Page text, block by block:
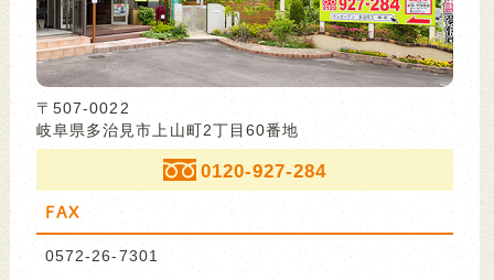
〒507-0022
岐阜県多治見市上山町2丁目60番地
0120-927-284
FAX
0572-26-7301